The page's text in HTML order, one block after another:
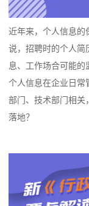
近年来，个人信息的
说，招聘时的个人简
息、工作场合可能的
个人信息在企业日常
部门、技术部门相关
落地？